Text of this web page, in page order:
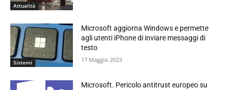
Attualità
Sistemi
Microsoft aggiorna Windows e permette
agli utenti iPhone di inviare messaggi di
testo
17 Maggio 2023
Microsoft. Pericolo antitrust europeo su